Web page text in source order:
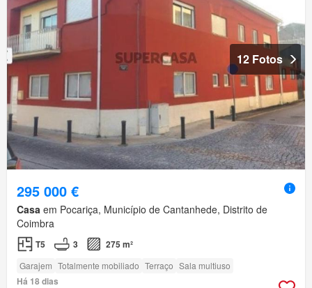
12 Fotos
295 000 €
Casa em Pocariça, Município de Cantanhede, Distrito de
Coimbra
T5 3 275 m²
Garajem Totalmente mobiliado Terraço Sala multiuso
Há 18 dias